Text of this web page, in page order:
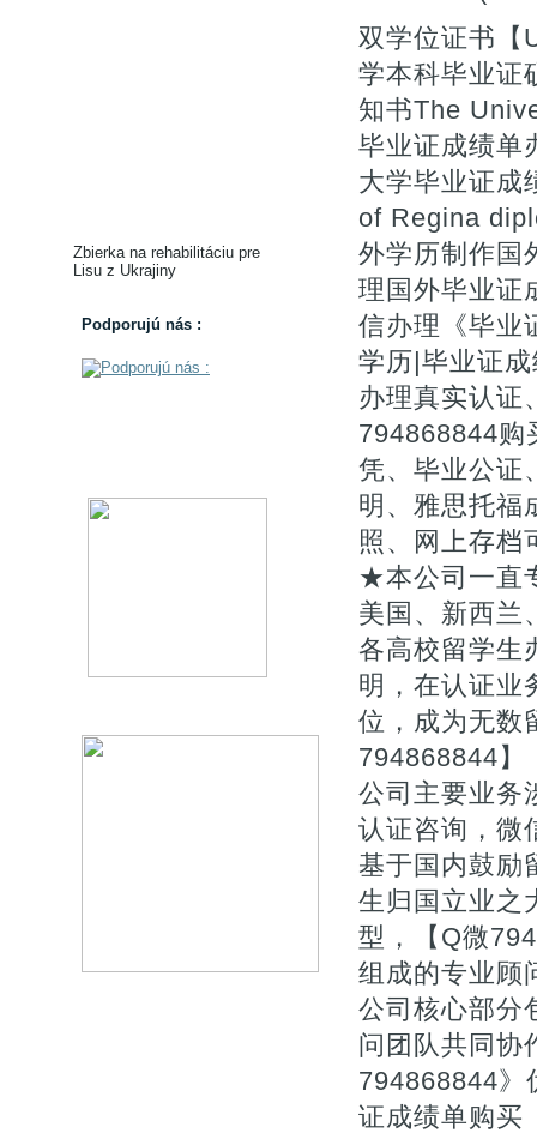
Zbierka na rehabilitáciu pre
Lisu z Ukrajiny
Podporujú nás :
双学位证书【
学本科毕业证
知书The
毕业证成绩单
大学毕业证成
of Regina
外学历制作国
理国外毕业证
信办理《毕业
学历|毕业证
办理真实认证
794868844购
凭、毕业公证
明、雅思托福
照、网上存档
★本公司一直
美国、新西兰
各高校留学生
明，在认证业
位，成为无数
794868844】
公司主要业务
认证咨询，微
基于国内鼓励
生归国立业之
型，【Q微
组成的专业顾
公司核心部分
问团队共同协
794868844》
证成绩单购买